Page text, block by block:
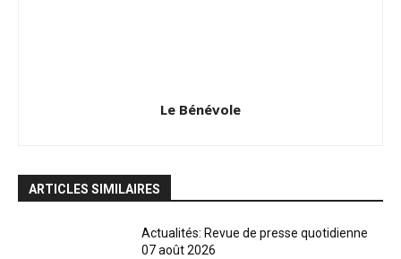
Le Bénévole
ARTICLES SIMILAIRES
Actualités: Revue de presse quotidienne
07 août 2026